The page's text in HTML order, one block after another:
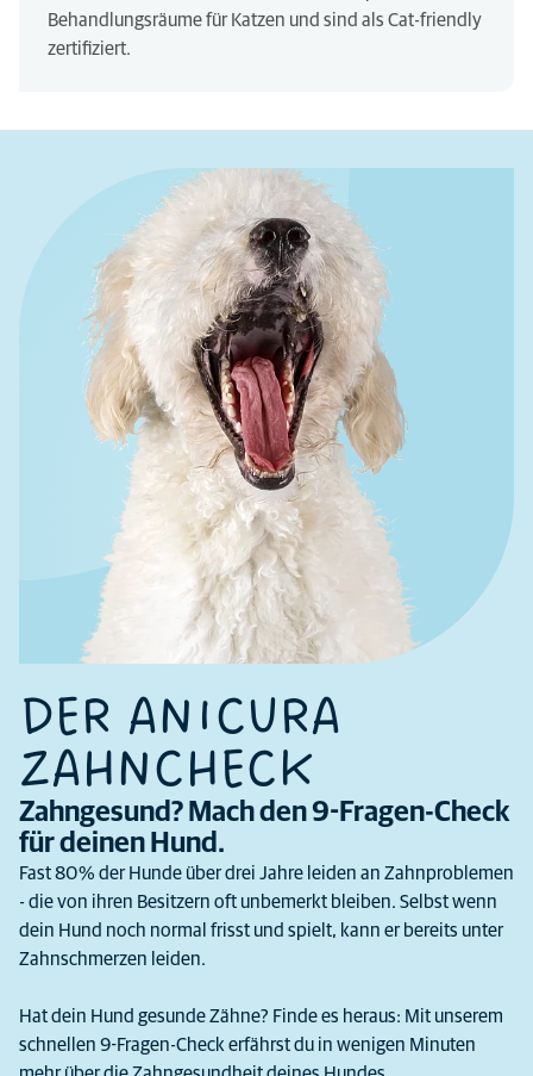
Behandlungsräume für Katzen und sind als Cat-friendly
zertifiziert.
DER ANICURA
ZAHNCHECK
Zahngesund? Mach den 9-Fragen-Check
für deinen Hund.
Fast 80 % der Hunde über drei Jahre leiden an Zahnproblemen
- die von ihren Besitzern oft unbemerkt bleiben. Selbst wenn
dein Hund noch normal frisst und spielt, kann er bereits unter
Zahnschmerzen leiden.
Hat dein Hund gesunde Zähne? Finde es heraus: Mit unserem
schnellen 9-Fragen-Check erfährst du in wenigen Minuten